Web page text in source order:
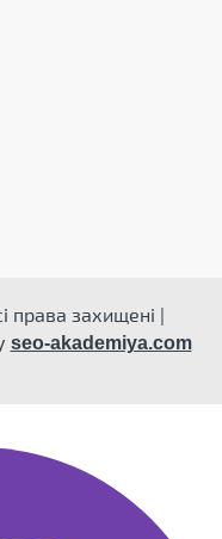
права захищені |
seo-akademiya.com